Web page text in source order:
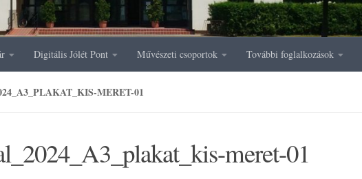
Digitális Jólét Pont Művészeti csoportok További foglalkozások
MERET-01
meret-01